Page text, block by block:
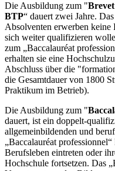
Die Ausbildung zum "
BTP“ dauert zwei Jahre.
Absolventen erwerben keine
sich weiter qualifizieren
zum „Baccalauréat
erhalten sie eine
Abschluss über die
die Gesamtdauer von 1800
Praktikum im Betrieb).
Die Ausbildung zum "
dauert, ist ein doppelt-
allgemeinbildenden und
„Baccalauréat
Berufsleben eintreten oder
Hochschule fortsetzen. Das